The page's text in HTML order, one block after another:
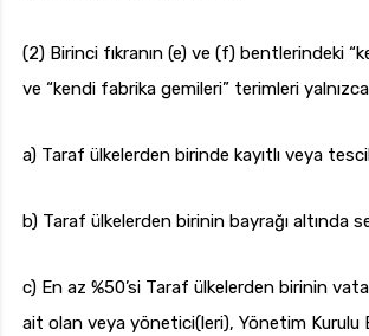
(2) Birinci fıkranın (e) ve (f) bentlerindeki
ve “kendi fabrika gemileri” terimleri
a) Taraf ülkelerden birinde kayıtlı veya
b) Taraf ülkelerden birinin bayrağı altında
c) En az %50’si Taraf ülkelerden birinin
ait olan veya yönetici(leri), Yönetim Kurulu